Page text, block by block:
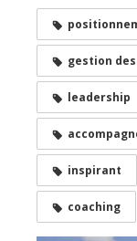
gestion
leadership
inspirant
coaching